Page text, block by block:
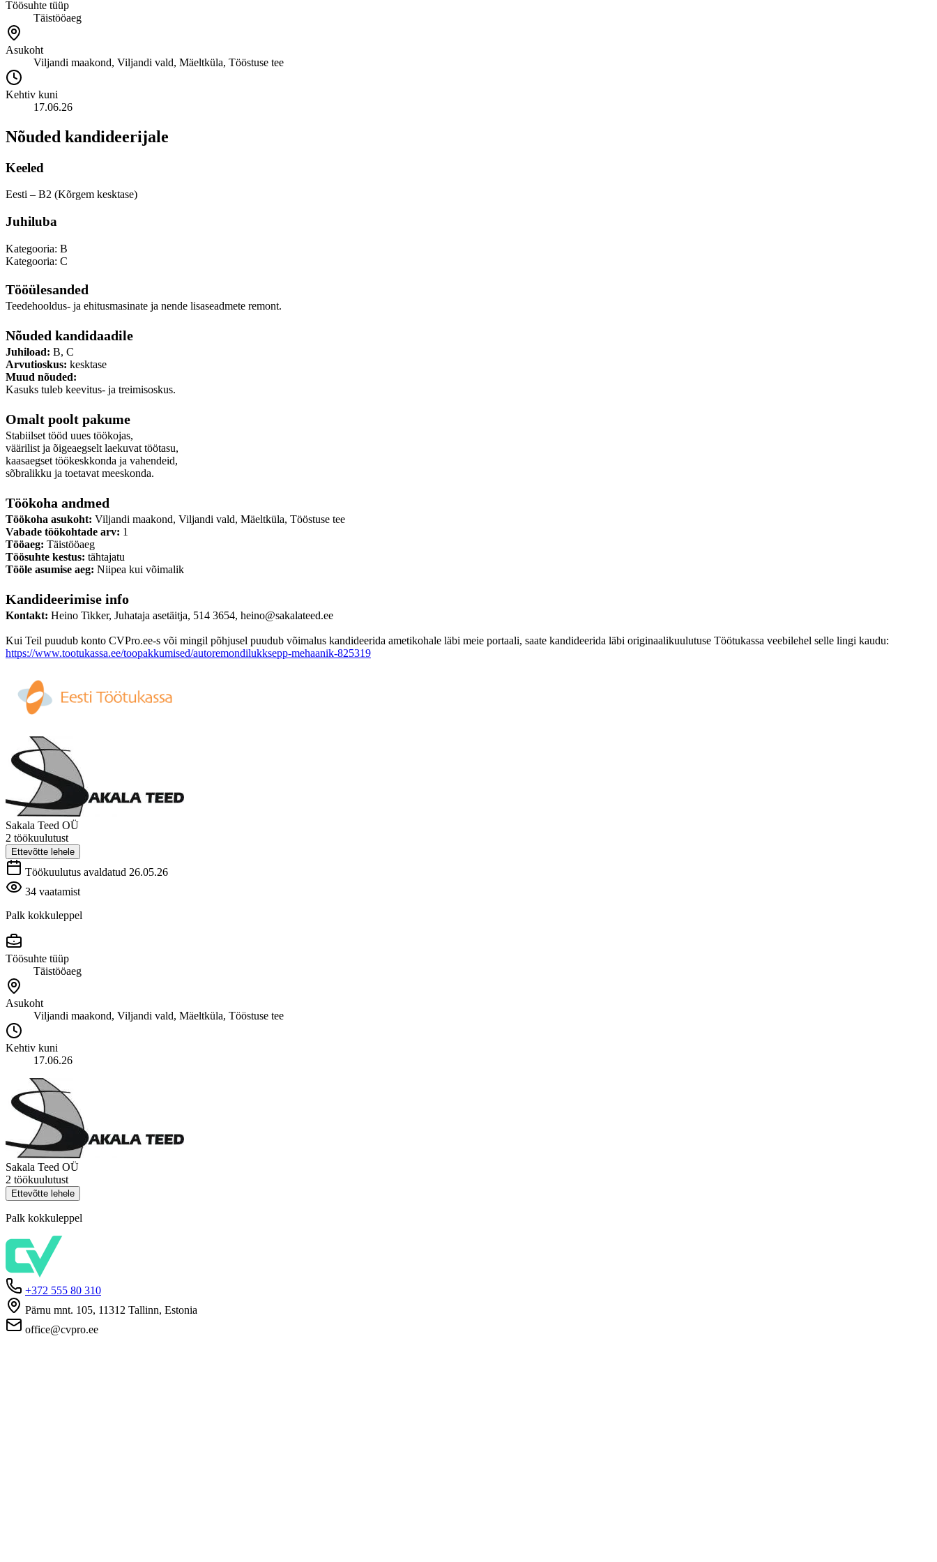
Töösuhte tüüp
Täistööaeg
Asukoht
Viljandi maakond, Viljandi vald, Mäeltküla, Tööstuse tee
Kehtiv kuni
17.06.26
Nõuded kandideerijale
Keeled
Eesti – B2 (Kõrgem kesktase)
Juhiluba
Kategooria: B
Kategooria: C
Tööülesanded
Teedehooldus- ja ehitusmasinate ja nende lisaseadmete remont.
Nõuded kandidaadile
Juhiload: B, C
Arvutioskus: kesktase
Muud nõuded:
Kasuks tuleb keevitus- ja treimisoskus.
Omalt poolt pakume
Stabiilset tööd uues töökojas,
väärilist ja õigeaegselt laekuvat töötasu,
kaasaegset töökeskkonda ja vahendeid,
sõbralikku ja toetavat meeskonda.
Töökoha andmed
Töökoha asukoht: Viljandi maakond, Viljandi vald, Mäeltküla, Tööstuse tee
Vabade töökohtade arv: 1
Tööaeg: Täistööaeg
Töösuhte kestus: tähtajatu
Tööle asumise aeg: Niipea kui võimalik
Kandideerimise info
Kontakt: Heino Tikker, Juhataja asetäitja, 514 3654, heino@sakalateed.ee
Kui Teil puudub konto CVPro.ee-s või mingil põhjusel puudub võimalus kandideerida ametikohale läbi meie portaali, saate kandideerida läbi originaalikuulutuse Töötukassa veebilehel selle lingi kaudu:
https://www.tootukassa.ee/toopakkumised/autoremondilukksepp-mehaanik-825319
Sakala Teed OÜ
2 töökuulutust
Ettevõtte lehele
Töökuulutus avaldatud 26.05.26
34 vaatamist
Palk kokkuleppel
Töösuhte tüüp
Täistööaeg
Asukoht
Viljandi maakond, Viljandi vald, Mäeltküla, Tööstuse tee
Kehtiv kuni
17.06.26
Sakala Teed OÜ
2 töökuulutust
Ettevõtte lehele
Palk kokkuleppel
+372 555 80 310
Pärnu mnt. 105, 11312 Tallinn, Estonia
office@cvpro.ee